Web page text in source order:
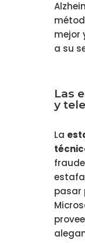
mejor
a su
Las
y
La
pasar